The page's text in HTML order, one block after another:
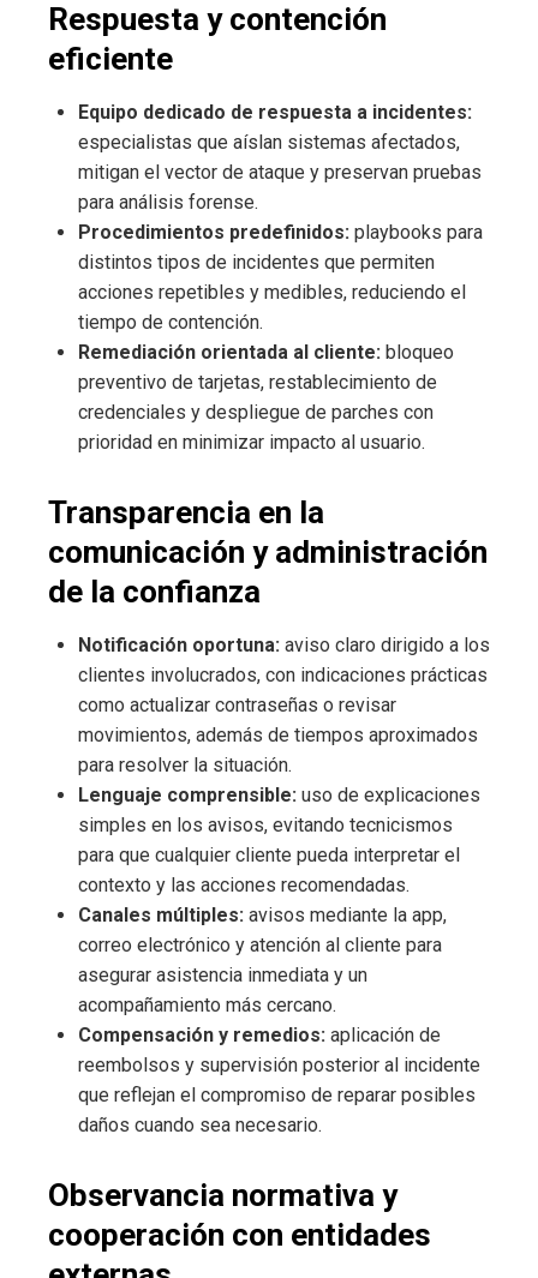
Respuesta y contención
eficiente
Equipo dedicado de respuesta a incidentes:
especialistas que aíslan sistemas afectados,
mitigan el vector de ataque y preservan pruebas
para análisis forense.
Procedimientos predefinidos: playbooks para
distintos tipos de incidentes que permiten
acciones repetibles y medibles, reduciendo el
tiempo de contención.
Remediación orientada al cliente: bloqueo
preventivo de tarjetas, restablecimiento de
credenciales y despliegue de parches con
prioridad en minimizar impacto al usuario.
Transparencia en la
comunicación y administración
de la confianza
Notificación oportuna: aviso claro dirigido a los
clientes involucrados, con indicaciones prácticas
como actualizar contraseñas o revisar
movimientos, además de tiempos aproximados
para resolver la situación.
Lenguaje comprensible: uso de explicaciones
simples en los avisos, evitando tecnicismos
para que cualquier cliente pueda interpretar el
contexto y las acciones recomendadas.
Canales múltiples: avisos mediante la app,
correo electrónico y atención al cliente para
asegurar asistencia inmediata y un
acompañamiento más cercano.
Compensación y remedios: aplicación de
reembolsos y supervisión posterior al incidente
que reflejan el compromiso de reparar posibles
daños cuando sea necesario.
Observancia normativa y
cooperación con entidades